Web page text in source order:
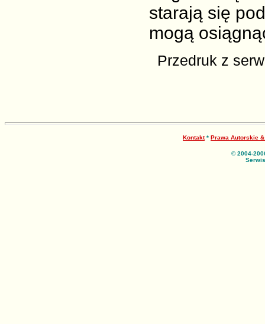
starają się
mogą
Przedruk z
Kontakt* Prawa Autorskie &
© 2004-